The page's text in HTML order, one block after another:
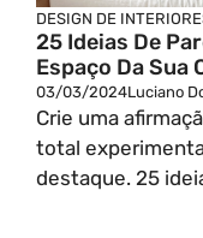
DESIGN DE
25 Ideias De
Espaço Da Sua
03/03/2024Luciano
Crie uma
total
destaque. 25